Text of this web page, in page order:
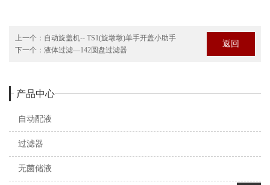
上一个： 自动旋盖机-- TS1(旋墩墩)单手开盖小助手
下一个： 液体过滤—142圆盘过滤器
返回
产品中心
自动配液
过滤器
无菌储液